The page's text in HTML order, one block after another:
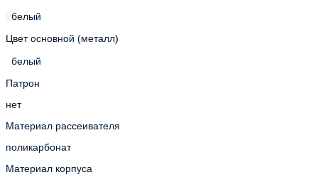
белый
Цвет основной (металл)
белый
Патрон
нет
Материал рассеивателя
поликарбонат
Материал корпуса